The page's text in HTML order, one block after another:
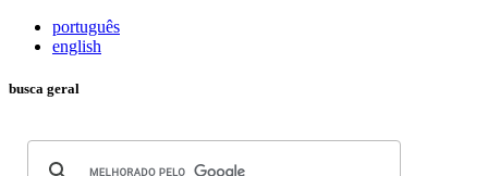
português
english
busca geral